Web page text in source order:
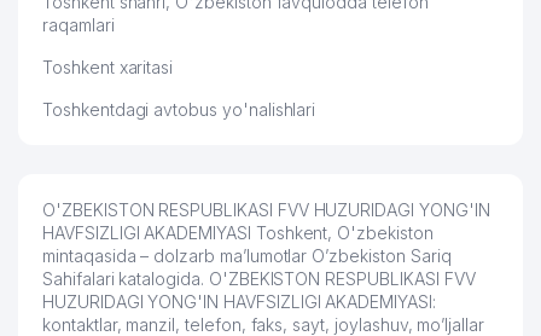
raqamlari
Toshkent xaritasi
Toshkentdagi avtobus yo'nalishlari
O'ZBEKISTON RESPUBLIKASI FVV HUZURIDAGI YONG'IN
HAVFSIZLIGI AKADEMIYASI Toshkent, O'zbekiston
mintaqasida – dolzarb ma’lumotlar O’zbekiston Sariq
Sahifalari katalogida. O'ZBEKISTON RESPUBLIKASI FVV
HUZURIDAGI YONG'IN HAVFSIZLIGI AKADEMIYASI:
kontaktlar, manzil, telefon, faks, sayt, joylashuv, mo’ljallar